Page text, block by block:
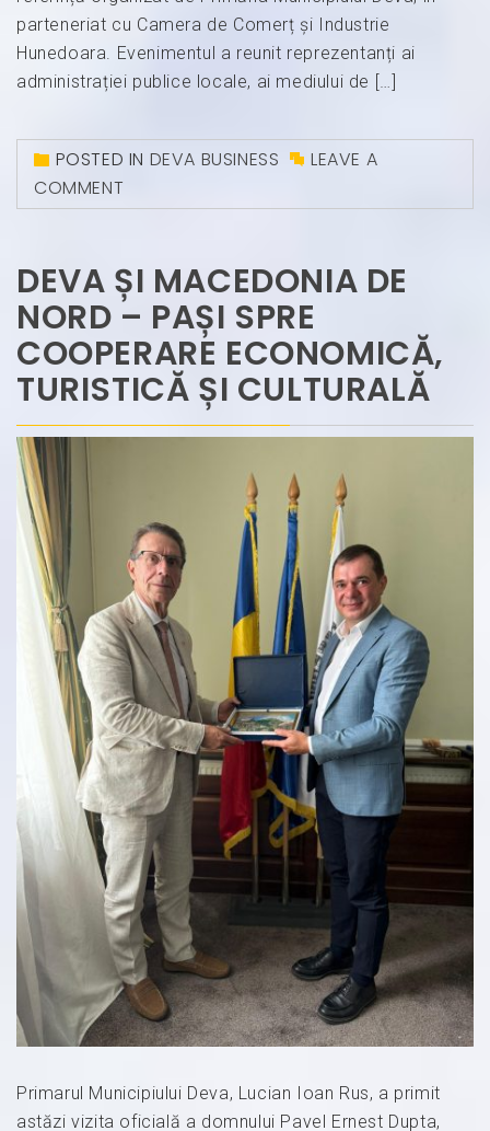
parteneriat cu Camera de Comerț și Industrie
Hunedoara. Evenimentul a reunit reprezentanți ai
administrației publice locale, ai mediului de […]
POSTED IN DEVA BUSINESS
LEAVE A
COMMENT
DEVA ȘI MACEDONIA DE
NORD – PAȘI SPRE
COOPERARE ECONOMICĂ,
TURISTICĂ ȘI CULTURALĂ
Primarul Municipiului Deva, Lucian Ioan Rus, a primit
astăzi vizita oficială a domnului Pavel Ernest Dupta,